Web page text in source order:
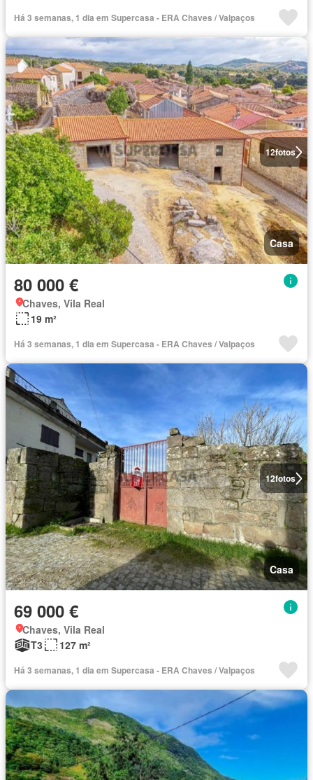
Há 3 semanas, 1 dia em Supercasa - ERA Chaves / Valpaços
12fotos
Casa
80 000 €
Chaves, Vila Real
19 m²
Há 3 semanas, 1 dia em Supercasa - ERA Chaves / Valpaços
12fotos
Casa
69 000 €
Chaves, Vila Real
T3
127 m²
Há 3 semanas, 1 dia em Supercasa - ERA Chaves / Valpaços